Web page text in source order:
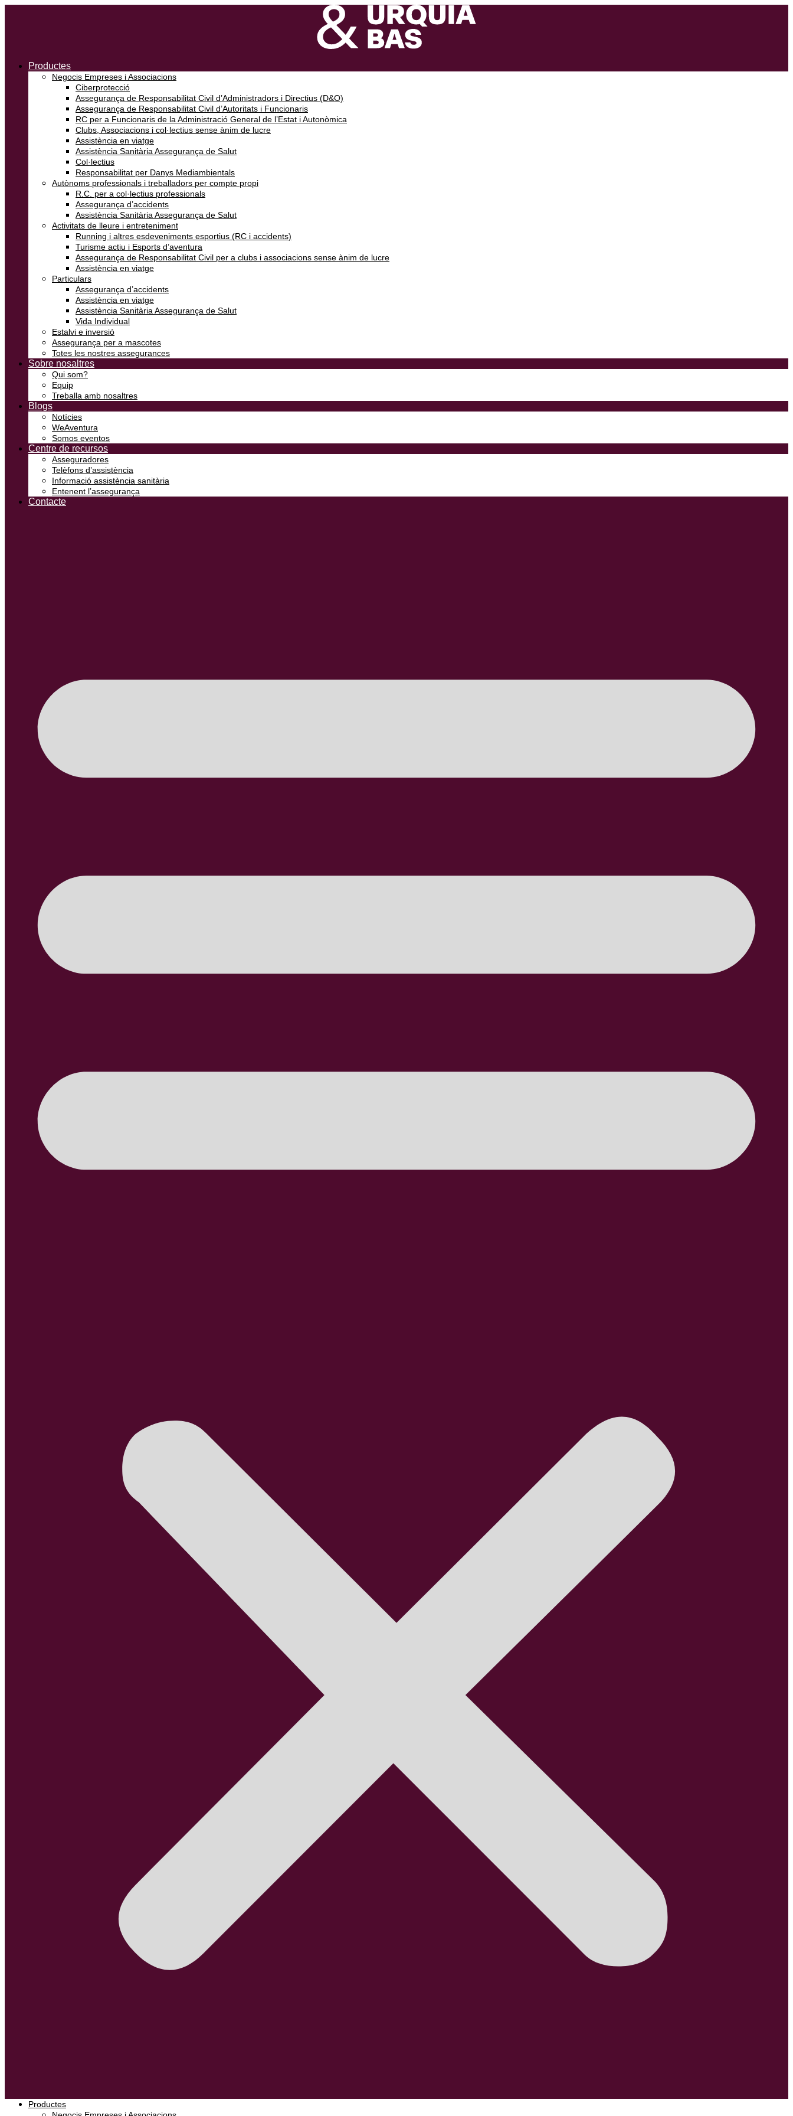
Productes
Negocis Empreses i Associacions
Ciberprotecció
Assegurança de Responsabilitat Civil d’Administradors i Directius (D&O)
Assegurança de Responsabilitat Civil d’Autoritats i Funcionaris
RC per a Funcionaris de la Administració General de l’Estat i Autonòmica
Clubs, Associacions i col·lectius sense ànim de lucre
Assistència en viatge
Assistència Sanitària Assegurança de Salut
Col·lectius
Responsabilitat per Danys Mediambientals
Autònoms professionals i treballadors per compte propi
R.C. per a col·lectius professionals
Assegurança d’accidents
Assistència Sanitària Assegurança de Salut
Activitats de lleure i entreteniment
Running i altres esdeveniments esportius (RC i accidents)
Turisme actiu i Esports d’aventura
Assegurança de Responsabilitat Civil per a clubs i associacions sense ànim de lucre
Assistència en viatge
Particulars
Assegurança d’accidents
Assistència en viatge
Assistència Sanitària Assegurança de Salut
Vida Individual
Estalvi e inversió
Assegurança per a mascotes
Totes les nostres assegurances
Sobre nosaltres
Qui som?
Equip
Treballa amb nosaltres
Blogs
Notícies
WeAventura
Somos eventos
Centre de recursos
Asseguradores
Telèfons d’assistència
Informació assistència sanitària
Entenent l’assegurança
Contacte
Productes